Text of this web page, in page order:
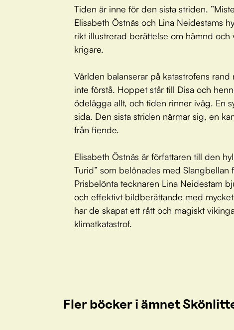
Tiden är inne för den sista striden.
Elisabeth Östnäs och Lina Neidestams
rikt illustrerad berättelse om hämnd och
krigare.
Världen balanserar på katastrofens
inte förstå. Hoppet står till Disa och
ödelägga allt, och tiden rinner iväg. En
sida. Den sista striden närmar sig, en
från fiende.
Elisabeth Östnäs är författaren till den
Turid” som belönades med Slangbellan
Prisbelönta tecknaren Lina Neidestam
och effektivt bildberättande med
har de skapat ett rått och magiskt
klimatkatastrof.
Fler böcker i ämnet